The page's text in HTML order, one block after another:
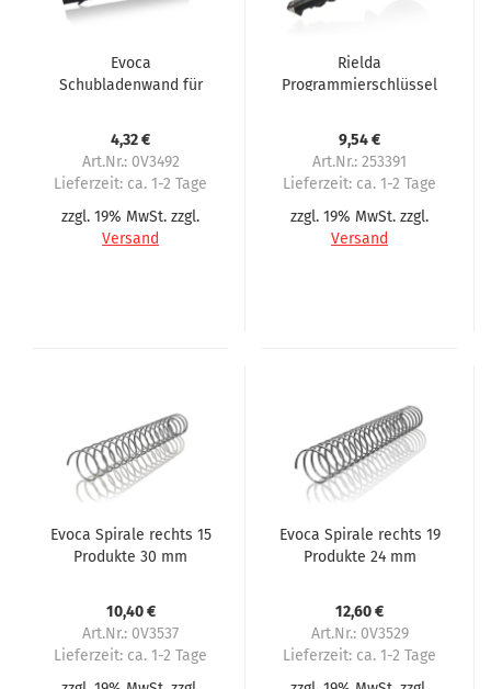
Evoca
Schubladenwand für
4,32 €
Art.Nr.: 0V3492
Lieferzeit: ca. 1-2 Tage
zzgl. 19% MwSt. zzgl.
Versand
Rielda
Programmierschlüssel
9,54 €
Art.Nr.: 253391
Lieferzeit: ca. 1-2 Tage
zzgl. 19% MwSt. zzgl.
Versand
Evoca Spirale rechts 15
Produkte 30 mm
10,40 €
Art.Nr.: 0V3537
Lieferzeit: ca. 1-2 Tage
Evoca Spirale rechts 19
Produkte 24 mm
12,60 €
Art.Nr.: 0V3529
Lieferzeit: ca. 1-2 Tage